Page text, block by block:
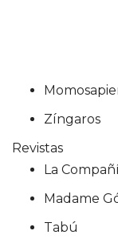
Zíngaros
Revistas
La
Madame
Tabú